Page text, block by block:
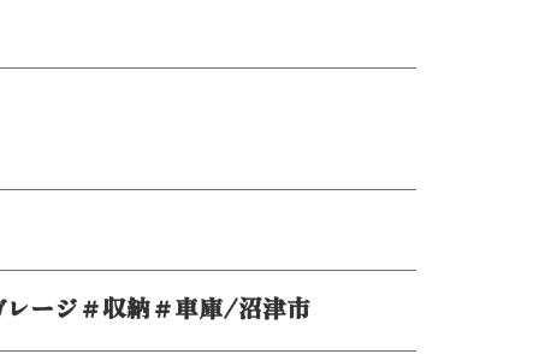
ージ＃収納＃車庫/沼津市